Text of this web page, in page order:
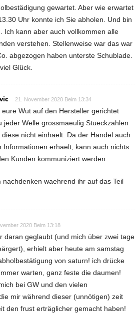
gewartet. Aber wie erwartet
Uhr konnte ich Sie abholen. Und bin
Ich kann aber auch vollkommen alle
verstehen. Stellenweise war das war
abgezogen haben unterste Schublade.
Glück.
21. November 2020 Beim 13:34
eure Wut auf den Hersteller gerichtet
jeder Welle grossmaeulig Stueckzahlen
nicht einhaelt. Da der Handel auch
Informationen erhaelt, kann auch nichts
Kunden kommuniziert werden.
nachdenken waehrend ihr auf das Teil
2020 Beim 13:18
daran geglaubt (und mich über zwei tage
erhielt aber heute am samstag
von saturn! ich drücke
warten, ganz feste die daumen!
bei GW und den vielen
mir während dieser (unnötigen) zeit
den frust erträglicher gemacht haben!